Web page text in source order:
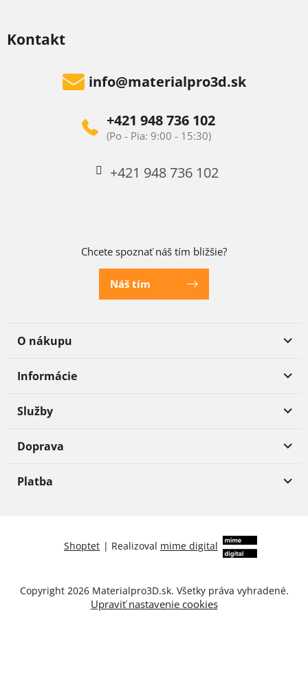
Kontakt
info@materialpro3d.sk
+421 948 736 102
+421 948 736 102
Chcete spoznať náš tím bližšie?
Náš tím
O nákupu
Informácie
Služby
Doprava
Platba
Shoptet | Realizoval mime digital
Copyright 2026 Materialpro3D.sk. Všetky práva vyhradené.
Upraviť nastavenie cookies